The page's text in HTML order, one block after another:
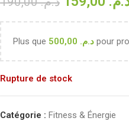
Plus que د.م.pour
Rupture de stock
Catégorie : Fitness & Énergie